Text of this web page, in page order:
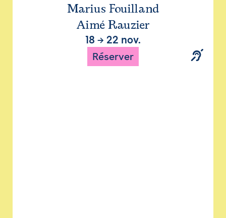
Marius Fouilland
Aimé Rauzier
18 → 22 nov.
Réserver